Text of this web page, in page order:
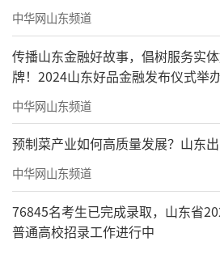
中华网山东频道
传播山东金融好故事，倡树服务实
牌！2024山东好品金融发布仪式举
中华网山东频道
预制菜产业如何高质量发展？山东
中华网山东频道
76845名考生已完成录取，山东省
普通高校招录工作进行中